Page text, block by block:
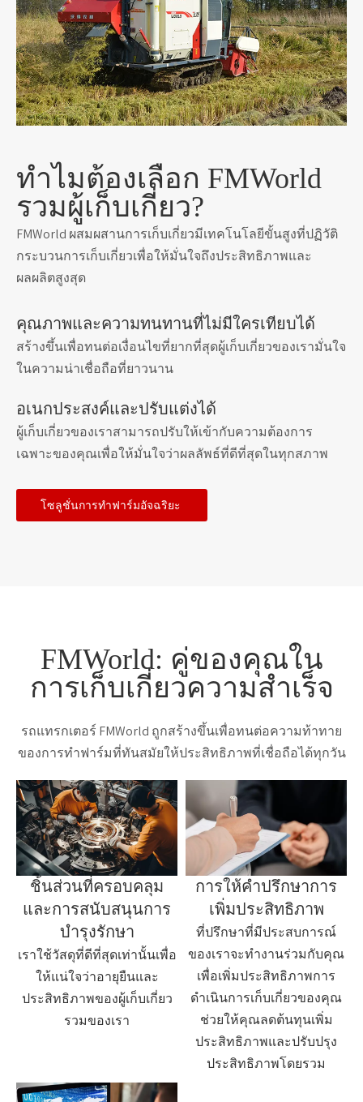
ทำไมต้องเลือก FMWorld
รวมผู้เก็บเกี่ยว?
FMWorld ผสมผสานการเก็บเกี่ยวมีเทคโนโลยีขั้นสูงที่ปฏิวัติ
กระบวนการเก็บเกี่ยวเพื่อให้มั่นใจถึงประสิทธิภาพและ
ผลผลิตสูงสุด
คุณภาพและความทนทานที่ไม่มีใครเทียบได้
สร้างขึ้นเพื่อทนต่อเงื่อนไขที่ยากที่สุดผู้เก็บเกี่ยวของเรามั่นใจ
ในความน่าเชื่อถือที่ยาวนาน
อเนกประสงค์และปรับแต่งได้
ผู้เก็บเกี่ยวของเราสามารถปรับให้เข้ากับความต้องการ
เฉพาะของคุณเพื่อให้มั่นใจว่าผลลัพธ์ที่ดีที่สุดในทุกสภาพ
โซลูชั่นการทำฟาร์มอัจฉริยะ
FMWorld: คู่ของคุณใน
การเก็บเกี่ยวความสำเร็จ
รถแทรกเตอร์ FMWorld ถูกสร้างขึ้นเพื่อทนต่อความท้าทาย
ของการทำฟาร์มที่ทันสมัยให้ประสิทธิภาพที่เชื่อถือได้ทุกวัน
ชิ้นส่วนที่ครอบคลุม
และการสนับสนุนการ
บำรุงรักษา
เราใช้วัสดุที่ดีที่สุดเท่านั้นเพื่อ
ให้แน่ใจว่าอายุยืนและ
ประสิทธิภาพของผู้เก็บเกี่ยว
รวมของเรา
การให้คำปรึกษาการ
เพิ่มประสิทธิภาพ
ที่ปรึกษาที่มีประสบการณ์
ของเราจะทำงานร่วมกับคุณ
เพื่อเพิ่มประสิทธิภาพการ
ดำเนินการเก็บเกี่ยวของคุณ
ช่วยให้คุณลดต้นทุนเพิ่ม
ประสิทธิภาพและปรับปรุง
ประสิทธิภาพโดยรวม